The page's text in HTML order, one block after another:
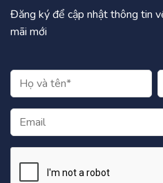
Đăng ký để cập nhật thông tin
mãi mới